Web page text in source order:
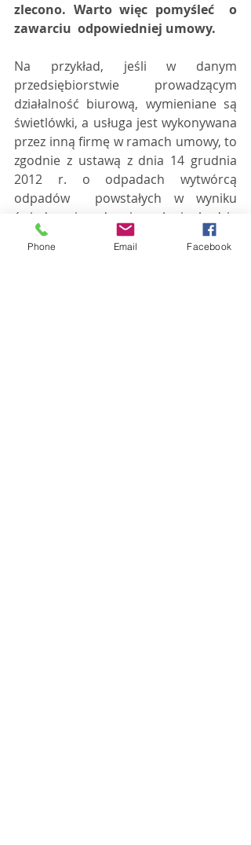
zlecono. Warto więc pomyśleć  o
zawarciu  odpowiedniej umowy.
Na przykład, jeśli w danym
przedsiębiorstwie prowadzącym
działalność biurową, wymieniane są
świetlówki, a usługa jest wykonywana
przez inną firmę w ramach umowy, to
zgodnie z ustawą z dnia 14 grudnia
2012 r. o odpadach wytwórcą
odpadów  powstałych w wyniku
świadczenia danej usługi będzie
podmiot, który  świadczy tę usługę
(chyba że umowa stanowi inaczej). A
Phone Email Facebook